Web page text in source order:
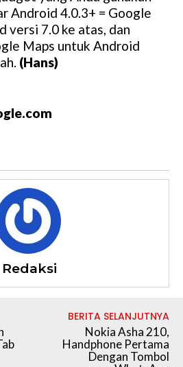
Android 4.0.3+ = Google
versi 7.0 ke atas, dan
Maps untuk Android
(Hans)
Redaksi
BERITA SELANJUTNYA
Nokia Asha 210,
Handphone Pertama
Dengan Tombol